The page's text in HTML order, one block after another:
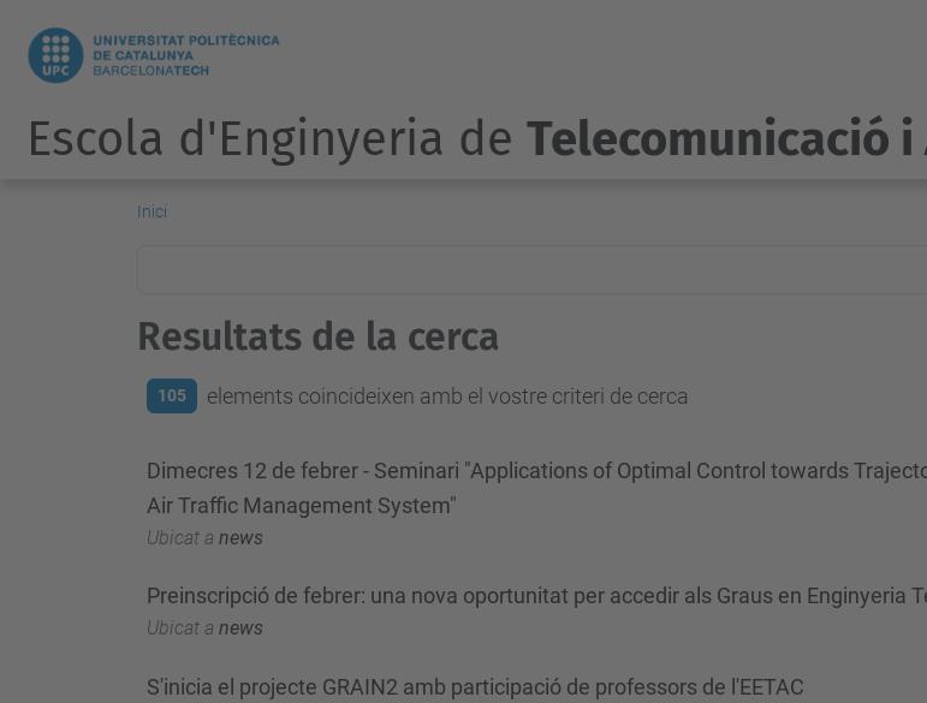
Escola d'Enginyeria de Telecomunicació
Inici
Resultats de la cerca
105 elements coincideixen amb el vostre criteri de cerca
Dimecres 12 de febrer - Seminari "Applications of Optimal Control towards
Air Traffic Management System"
Ubicat a news
Preinscripció de febrer: una nova oportunitat per accedir als Graus en Enginyeria
Ubicat a news
S'inicia el projecte GRAIN2 amb participació de professors de l'EETAC